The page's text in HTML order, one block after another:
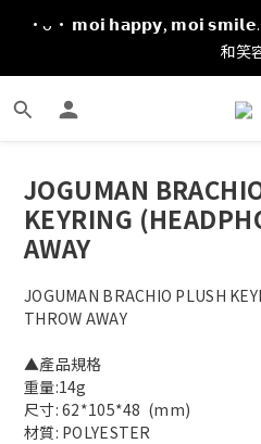
·ᴗ· 𝗺𝗼𝗶 𝗵𝗮𝗽𝗽𝘆, 𝗺𝗼𝗶 𝘀𝗺𝗶𝗹𝗲.
和笑
JOGUMAN
KEYRING
AWAY
JOGUMAN BRACHIO PLUSH
THROW AWAY
▲產品規格
重量:14g
尺寸: 62*105*48  (mm)
材質: POLYESTER